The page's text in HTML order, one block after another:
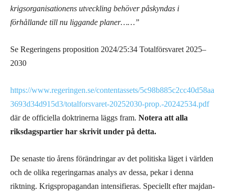
krigsorganisationens utveckling behöver påskyndas i
förhållande till nu liggande planer……”
Se Regeringens proposition 2024/25:34 Totalförsvaret 2025–
2030
https://www.regeringen.se/contentassets/5c98b885c2cc40d58aa
3693d34d915d3/totalforsvaret-20252030-prop.-20242534.pdf
där de officiella doktrinerna läggs fram. Notera att alla
riksdagspartier har skrivit under på detta.
De senaste tio årens förändringarav det politiska läget i världen
och de olika regeringarnas analys av dessa, pekar i denna
riktning. Krigspropagandan intensifieras. Speciellt efter majdan-